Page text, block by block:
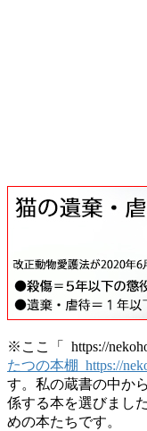
※ここ「 https://
たつの本棚 https://
す。私の蔵書の中か
係する本を選びまし
めの本たちです。